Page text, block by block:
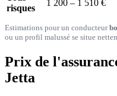
risques
1 200 – 1 510 €
Estimations pour un conducteur
ou un profil malussé se situe
Prix de
Jetta